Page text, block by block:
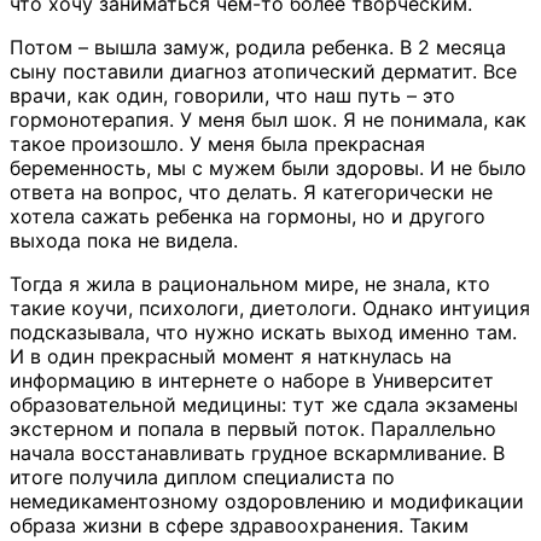
Потом – вышла замуж, родила ребенка. В 2 месяца
сыну поставили диагноз атопический дерматит. Все
врачи, как один, говорили, что наш путь – это
гормонотерапия. У меня был шок. Я не понимала, как
такое произошло. У меня была прекрасная
беременность, мы с мужем были здоровы. И не было
ответа на вопрос, что делать. Я категорически не
хотела сажать ребенка на гормоны, но и другого
выхода пока не видела.
Тогда я жила в рациональном мире, не знала, кто
такие коучи, психологи, диетологи. Однако интуиция
подсказывала, что нужно искать выход именно там.
И в один прекрасный момент я наткнулась на
информацию в интернете о наборе в Университет
образовательной медицины: тут же сдала экзамены
экстерном и попала в первый поток. Параллельно
начала восстанавливать грудное вскармливание. В
итоге получила диплом специалиста по
немедикаментозному оздоровлению и модификации
образа жизни в сфере здравоохранения. Таким